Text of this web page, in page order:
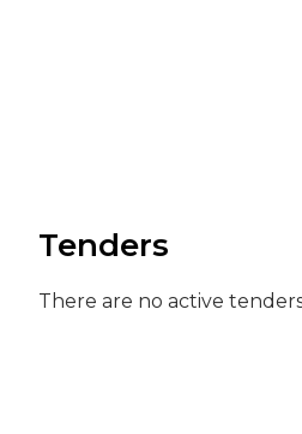
Tenders
There are no active